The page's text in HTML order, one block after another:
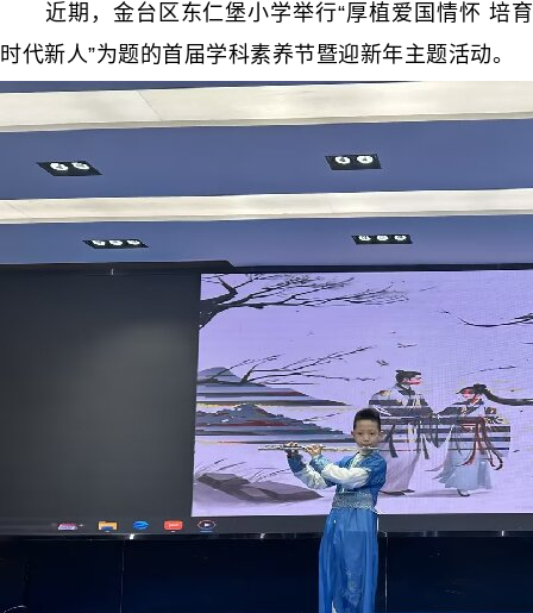
近期，金台区东仁堡小学举行“厚植爱国情怀 培育
时代新人”为题的首届学科素养节暨迎新年主题活动。